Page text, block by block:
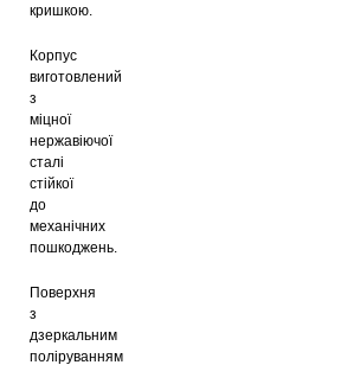
кришкою.
Корпус
виготовлений
з
міцної
нержавіючої
сталі
стійкої
до
механічних
пошкоджень.
Поверхня
з
дзеркальним
поліруванням